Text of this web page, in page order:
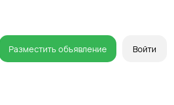
Разместить объявление Войти